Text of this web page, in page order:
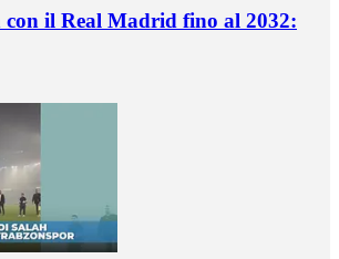
il Real Madrid fino al 2032: